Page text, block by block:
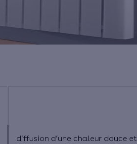
diffusion d’une chaleur douce et